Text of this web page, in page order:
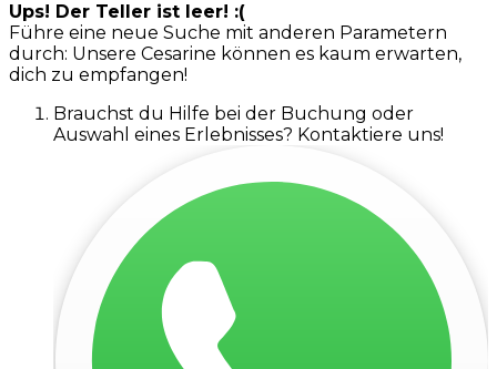
Ups! Der Teller ist leer! :(
Führe eine neue Suche mit anderen Parametern
durch: Unsere Cesarine können es kaum erwarten,
dich zu empfangen!
Brauchst du Hilfe bei der Buchung oder
Auswahl eines Erlebnisses? Kontaktiere uns!